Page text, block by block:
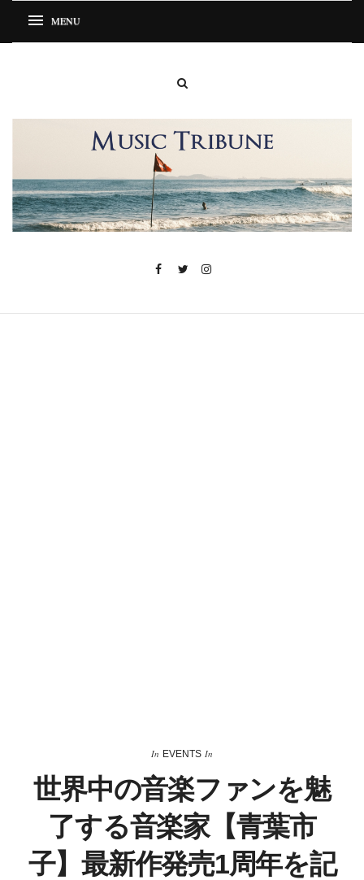
In EVENTS In
世界中の音楽ファンを魅
了する音楽家【青葉市
子】最新作発売1周年を記